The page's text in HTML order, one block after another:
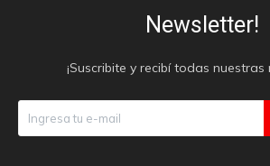
Newsletter!
¡Suscribite y recibí todas nuestras